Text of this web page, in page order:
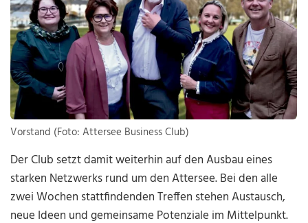
Vorstand (Foto: Attersee Business Club)
Der Club setzt damit weiterhin auf den Ausbau eines
starken Netzwerks rund um den Attersee. Bei den alle
zwei Wochen stattfindenden Treffen stehen Austausch,
neue Ideen und gemeinsame Potenziale im Mittelpunkt.